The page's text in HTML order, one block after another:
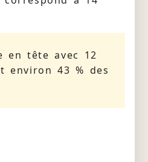
en tête avec 12
environ 43 % des